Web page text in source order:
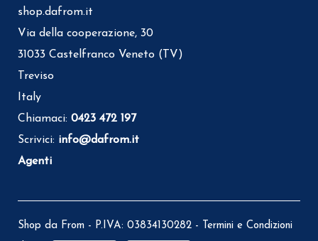
shop.dafrom.it
Via della cooperazione, 30
31033 Castelfranco Veneto (TV)
Treviso
Italy
Chiamaci: 0423 472 197
Scrivici: info@dafrom.it
Agenti
Shop da From - P.IVA: 03834130282 - Termini e Condizioni